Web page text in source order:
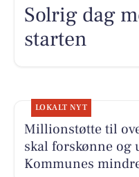
Solrig dag
starten
LOKALT NYT
Millionstøtte til
skal forskønne og
Kommunes